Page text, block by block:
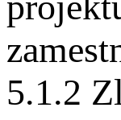
5.1.2